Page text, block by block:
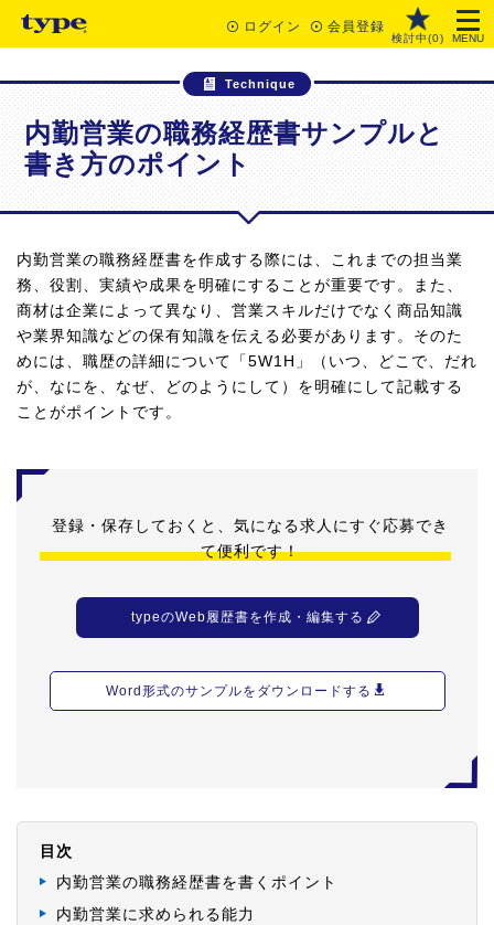
ログイン 会員登録
検討中(0) MENU
Technique
内勤営業の職務経歴書サンプルと
書き方のポイント
内勤営業の職務経歴書を作成する際には、これまでの担当業
務、役割、実績や成果を明確にすることが重要です。また、
商材は企業によって異なり、営業スキルだけでなく商品知識
や業界知識などの保有知識を伝える必要があります。そのた
めには、職歴の詳細について「5W1H」（いつ、どこで、だれ
が、なにを、なぜ、どのようにして）を明確にして記載する
ことがポイントです。
登録・保存しておくと、気になる求人にすぐ応募でき
て便利です！
typeのWeb履歴書を作成・編集する
Word形式のサンプルをダウンロードする
目次
内勤営業の職務経歴書を書くポイント
内勤営業に求められる能力